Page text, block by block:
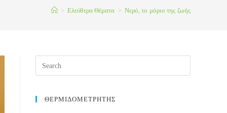
> Ελεύθερα Θέματα > Νερό, το μόριο της ζωής
ΘΕΡΜΙΔΟΜΕΤΡΗΤΗΣ